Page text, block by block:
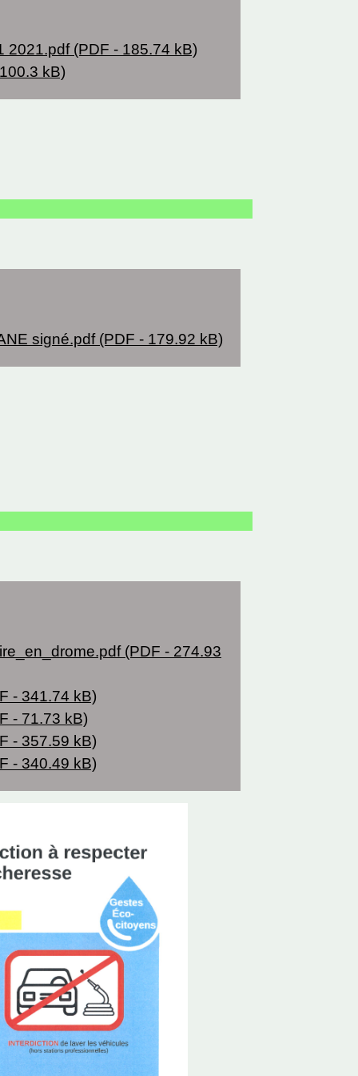
2021.pdf (PDF - 185.74 kB)
kB)
signé.pdf (PDF - 179.92 kB)
(PDF - 274.93
- 341.74 kB)
- 71.73 kB)
- 357.59 kB)
- 340.49 kB)